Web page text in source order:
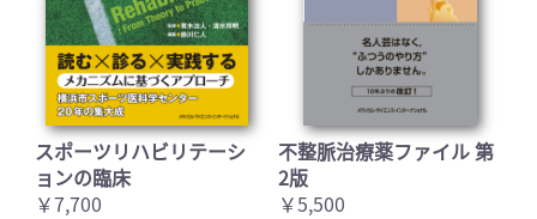
スポーツリハビリテーシ
ョンの臨床
￥7,700
不整脈治療薬ファイル 第
2版
￥5,500